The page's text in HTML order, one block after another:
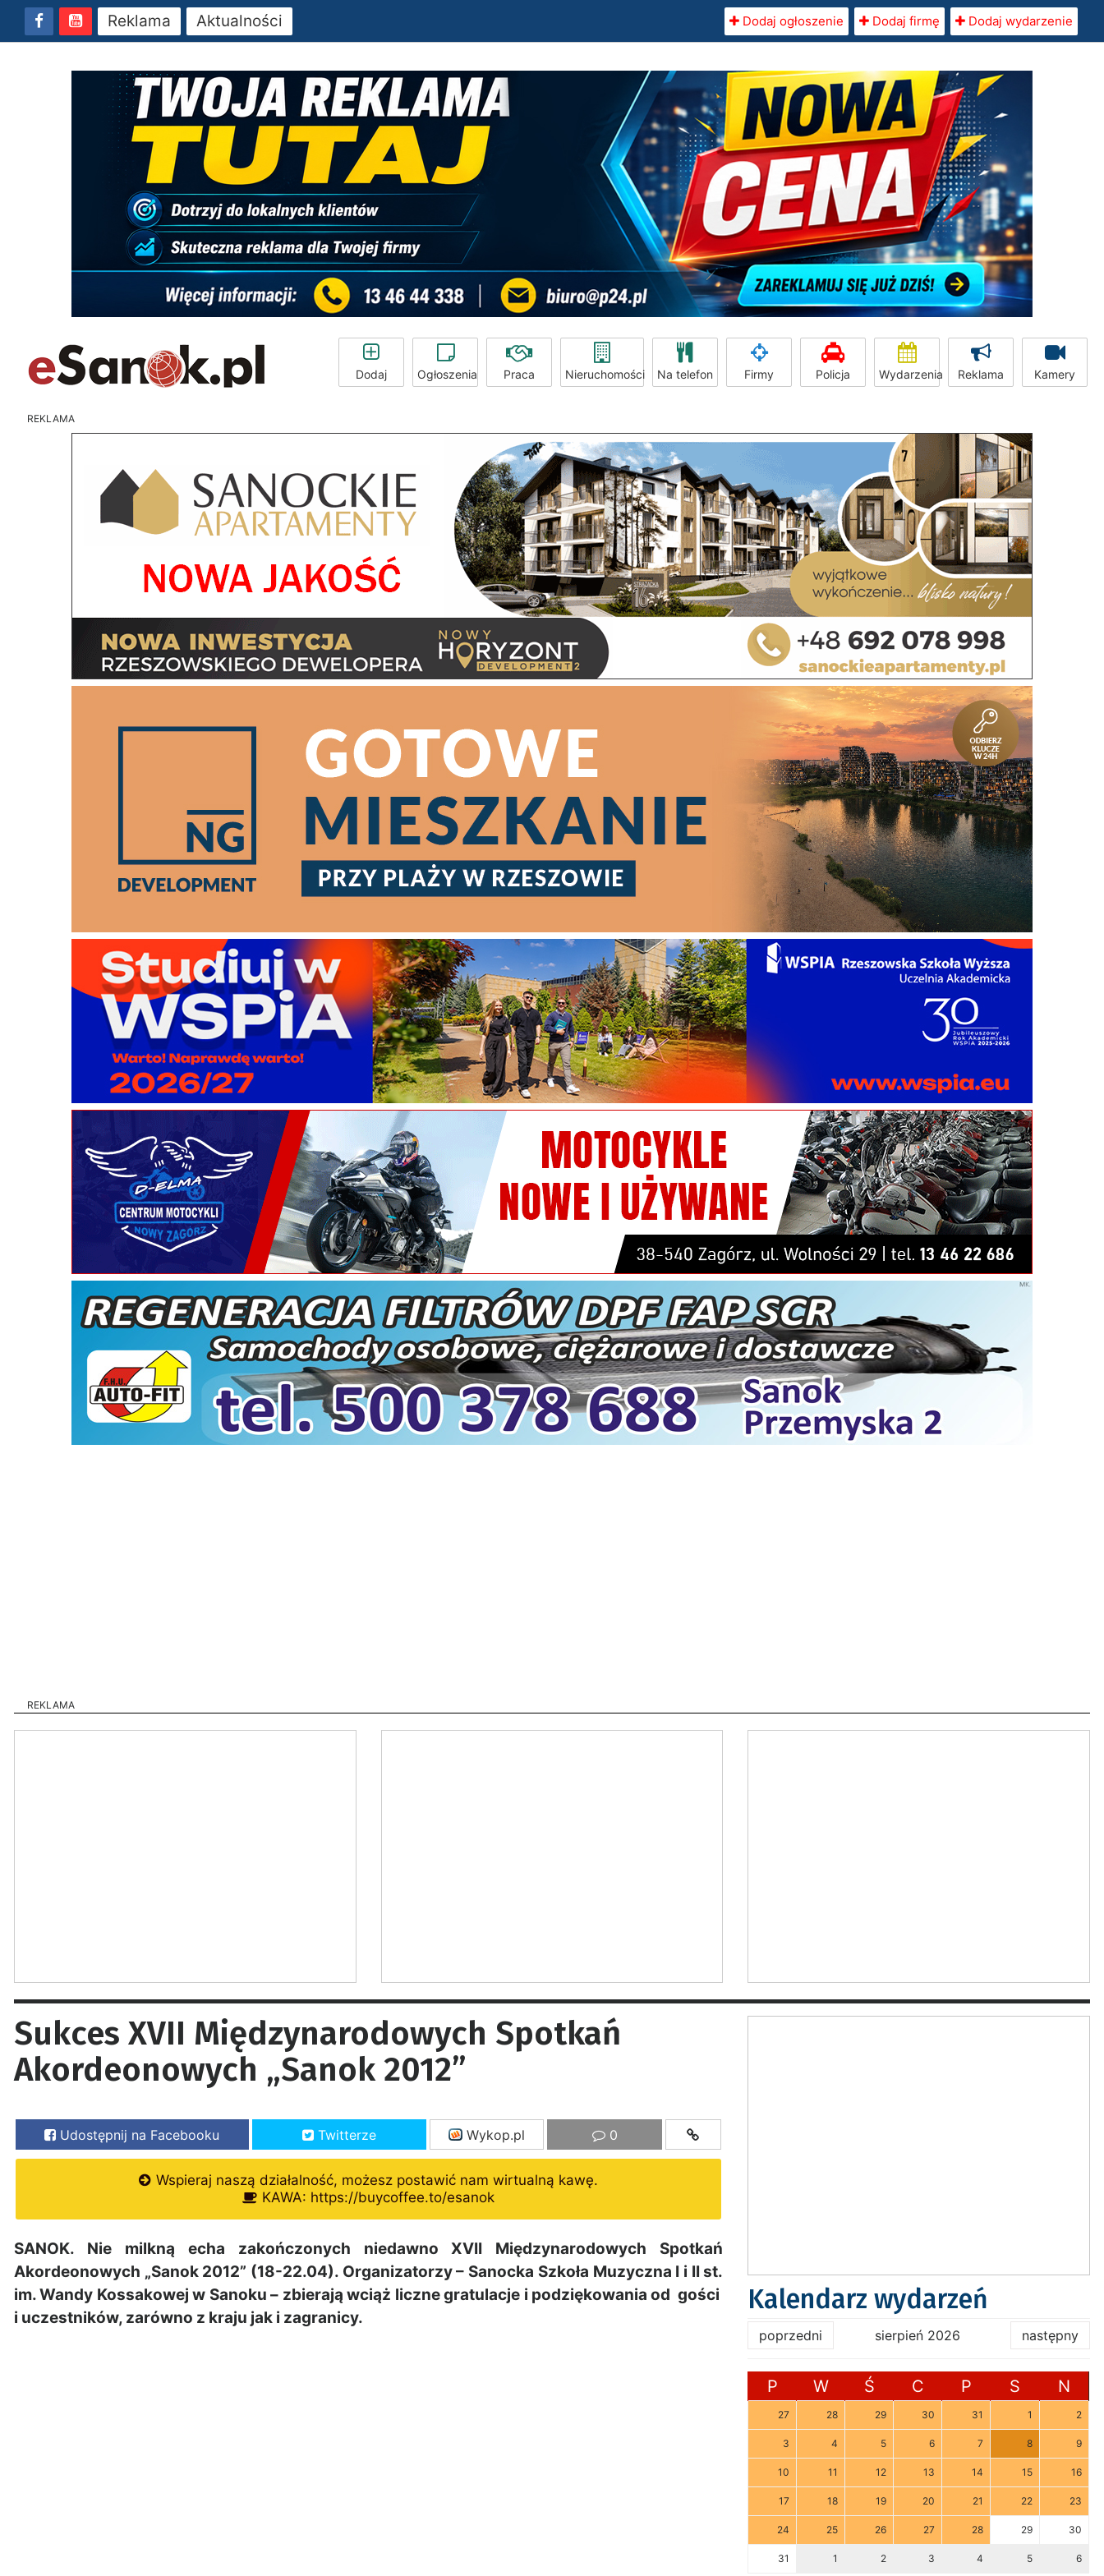
Reklama Aktualności Dodaj ogłoszenie Dodaj firmę Dodaj wydarzenie
Dodaj Ogłoszenia Praca Nieruchomości Na telefon Firmy Policja Wydarzenia Reklama Kamery
REKLAMA
REKLAMA
Sukces XVII Międzynarodowych Spotkań
Akordeonowych „Sanok 2012”
Udostępnij na Facebooku Twitterze Wykop.pl 0
Wspieraj naszą działalność, możesz postawić nam wirtualną kawę.
KAWA: https://buycoffee.to/esanok
SANOK. Nie milkną echa zakończonych niedawno XVII Międzynarodowych Spotkań
Akordeonowych „Sanok 2012” (18-22.04). Organizatorzy – Sanocka Szkoła Muzyczna I i II st.
im. Wandy Kossakowej w Sanoku – zbierają wciąż liczne gratulacje i podziękowania od gości
i uczestników, zarówno z kraju jak i zagranicy.
Kalendarz wydarzeń
poprzedni sierpień 2026 następny
P W Ś C P S N
27 28 29 30 31 1 2
3 4 5 6 7 8 9
10 11 12 13 14 15 16
17 18 19 20 21 22 23
24 25 26 27 28 29 30
31 1 2 3 4 5 6